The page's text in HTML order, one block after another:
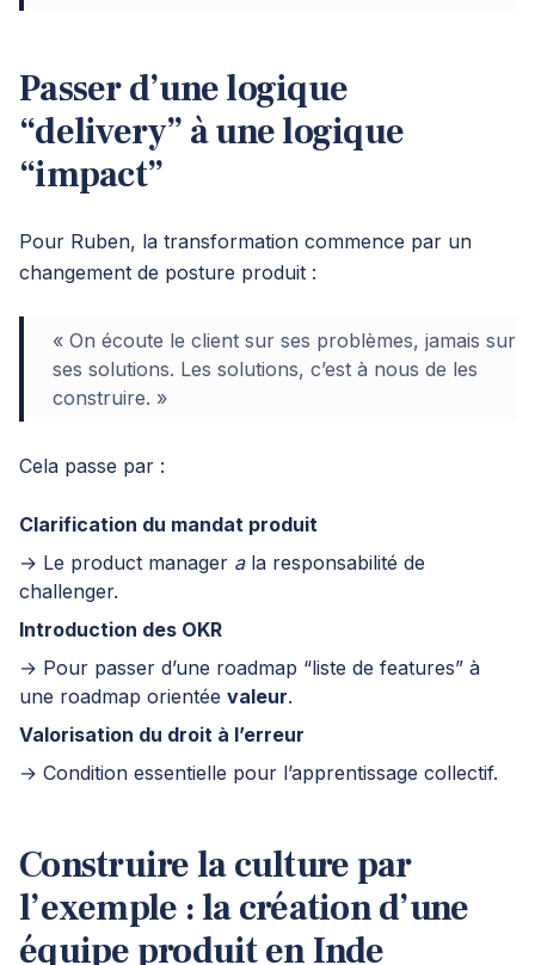
Passer d’une logique
“delivery” à une logique
“impact”
Pour Ruben, la transformation commence par un
changement de posture produit :
« On écoute le client sur ses problèmes, jamais sur
ses solutions. Les solutions, c’est à nous de les
construire. »
Cela passe par :
Clarification du mandat produit
→ Le product manager ala responsabilité de
challenger.
Introduction des OKR
→ Pour passer d’une roadmap “liste de features” à
une roadmap orientée valeur.
Valorisation du droit à l’erreur
→ Condition essentielle pour l’apprentissage collectif.
Construire la culture par
l’exemple : la création d’une
équipe produit en Inde